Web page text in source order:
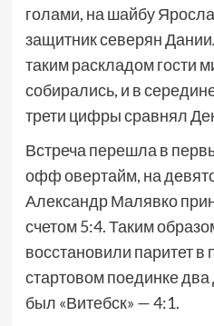
голами, на шайбу
защитник северян
таким раскладом гости
собирались, и в
трети цифры сравнял
Встреча перешла в
офф овертайм, на
Александр Малявко
счетом 5:4. Таким
восстановили паритет в
стартовом поединке
был «Витебск» — 4:1.